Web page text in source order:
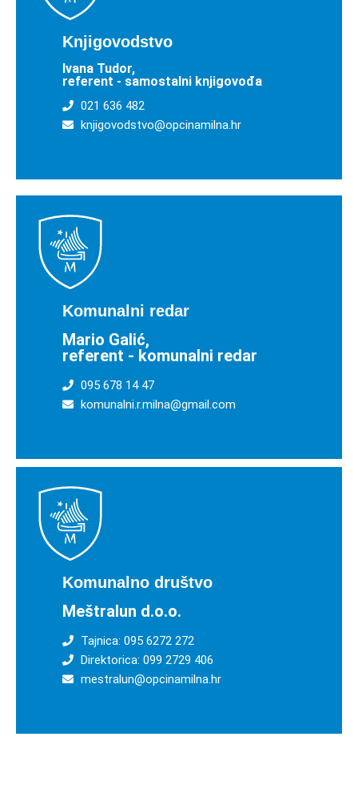
Knjigovodstvo
Ivana Tudor,
referent - samostalni knjigovođa
021 636 482
knjigovodstvo@opcinamilna.hr
Komunalni redar​
Mario Galić,
referent - komunalni redar
095 678 14 47
komunalni.r.milna@gmail.com
Komunalno društvo
Meštralun d.o.o.
Tajnica: 095 6272 272
Direktorica: 099 2729 406
mestralun@opcinamilna.hr